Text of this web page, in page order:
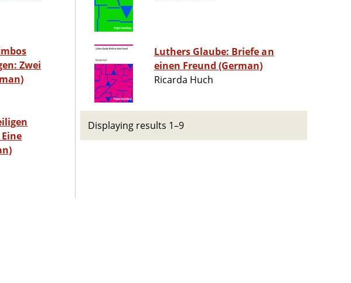
Zwei
Luthers Glaube: Briefe an
einen Freund (German)
Ricarda Huch
Displaying results 1–9